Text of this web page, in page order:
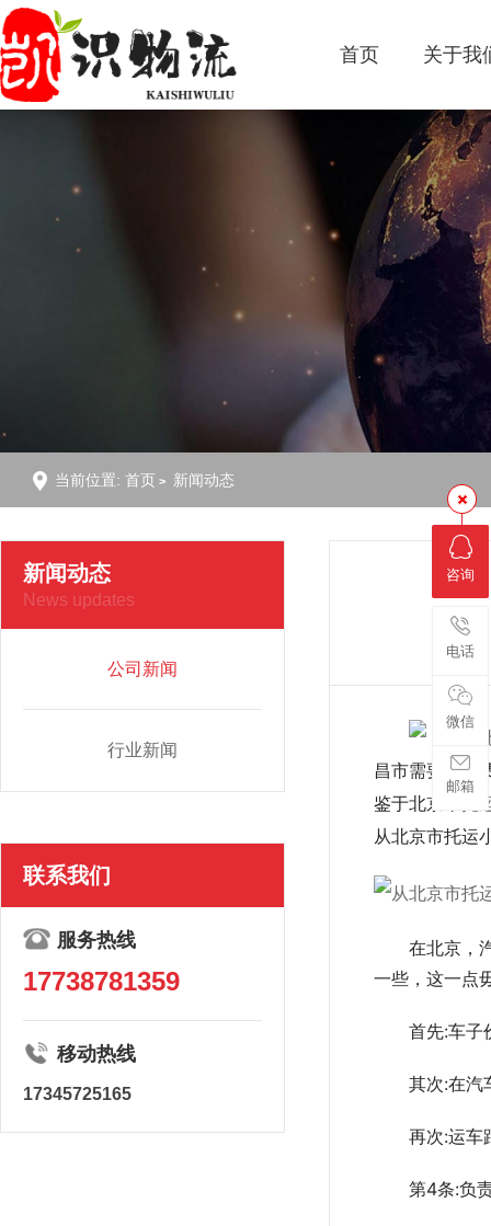
首页 关于我
当前位置: 首页 新闻动态
新闻动态
News updates
公司新闻
行业新闻
联系我们
服务热线
17738781359
移动热线
17345725165
昌市需要多少
鉴于北京市
托
从北京市托运
在北京，
一些，这一点
首先:车子
其次:在汽
再次:运车
第4条:负
咨询
电话
微信
邮箱